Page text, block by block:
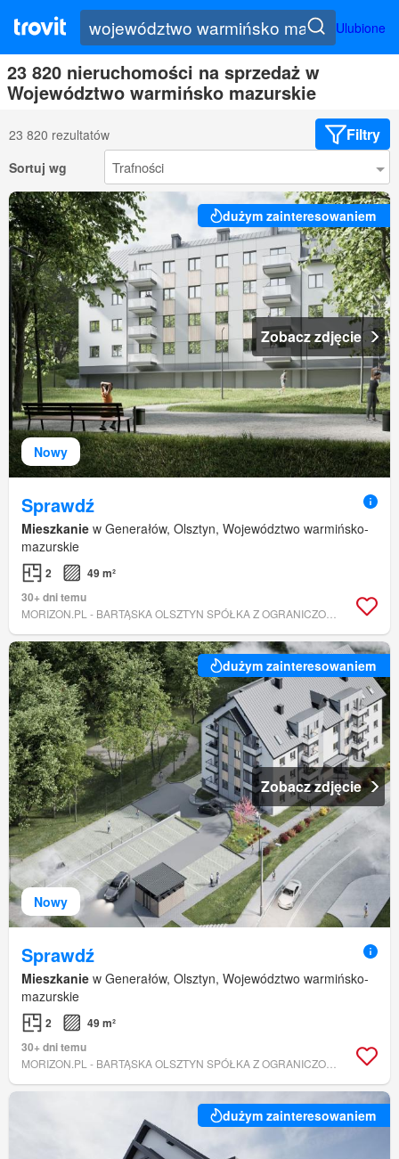
Ulubione
23 820 nieruchomości na sprzedaż w
Województwo warmińsko mazurskie
23 820 rezultatów Filtry
Sortuj wg
Nowy
dużym zainteresowaniem
Zobacz zdjęcie
Sprawdź
Mieszkanie w Generałów, Olsztyn, Województwo warmińsko-
mazurskie
2
49 m²
30+ dni temu
Nowy
dużym zainteresowaniem
Zobacz zdjęcie
Sprawdź
Mieszkanie w Generałów, Olsztyn, Województwo warmińsko-
mazurskie
2
49 m²
30+ dni temu
dużym zainteresowaniem